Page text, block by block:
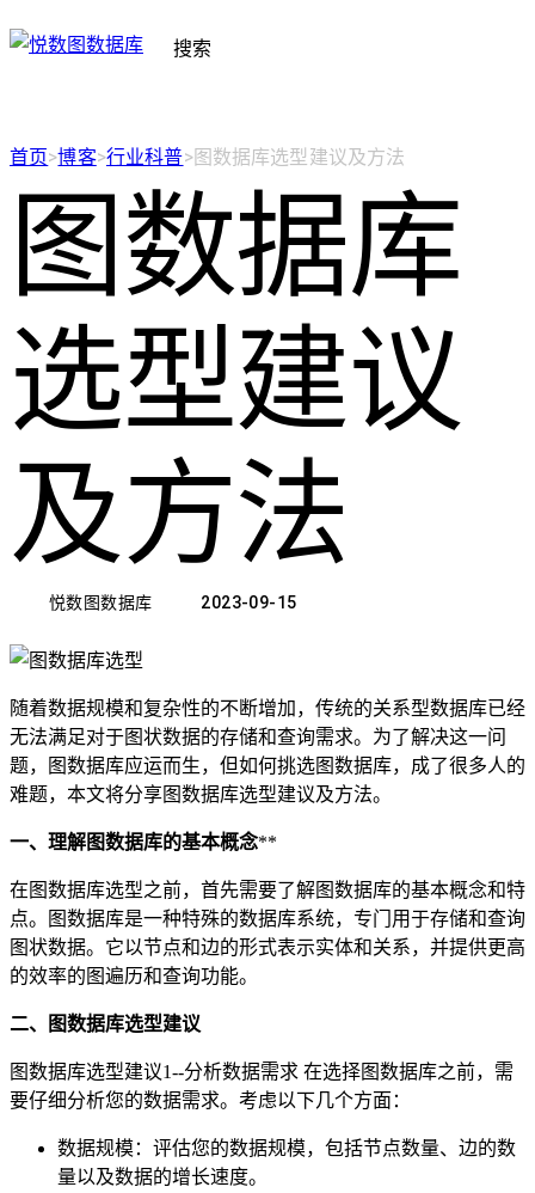
搜索
首页>博客>行业科普>图数据库选型建议及方法
图数据库
选型建议
及方法
悦数图数据库 2023-09-15
随着数据规模和复杂性的不断增加，传统的关系型数据库已经
无法满足对于图状数据的存储和查询需求。为了解决这一问
题，图数据库应运而生，但如何挑选图数据库，成了很多人的
难题，本文将分享图数据库选型建议及方法。
一、理解图数据库的基本概念**
在图数据库选型之前，首先需要了解图数据库的基本概念和特
点。图数据库是一种特殊的数据库系统，专门用于存储和查询
图状数据。它以节点和边的形式表示实体和关系，并提供更高
的效率的图遍历和查询功能。
二、图数据库选型建议
图数据库选型建议1--分析数据需求 在选择图数据库之前，需
要仔细分析您的数据需求。考虑以下几个方面：
数据规模：评估您的数据规模，包括节点数量、边的数
量以及数据的增长速度。